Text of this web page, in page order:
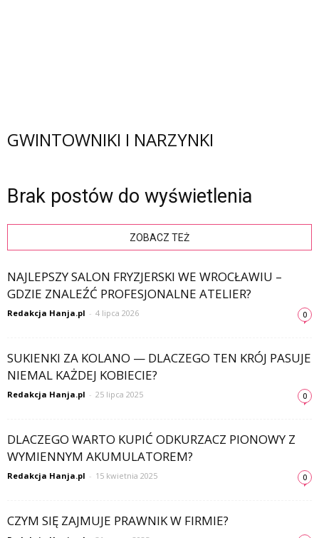
GWINTOWNIKI I NARZYNKI
Brak postów do wyświetlenia
ZOBACZ TEŻ
NAJLEPSZY SALON FRYZJERSKI WE WROCŁAWIU –
GDZIE ZNALEŹĆ PROFESJONALNE ATELIER?
Redakcja Hanja.pl - 4 lipca 2026 0
SUKIENKI ZA KOLANO — DLACZEGO TEN KRÓJ PASUJE
NIEMAL KAŻDEJ KOBIECIE?
Redakcja Hanja.pl - 25 lipca 2025 0
DLACZEGO WARTO KUPIĆ ODKURZACZ PIONOWY Z
WYMIENNYM AKUMULATOREM?
Redakcja Hanja.pl - 15 kwietnia 2025 0
CZYM SIĘ ZAJMUJE PRAWNIK W FIRMIE?